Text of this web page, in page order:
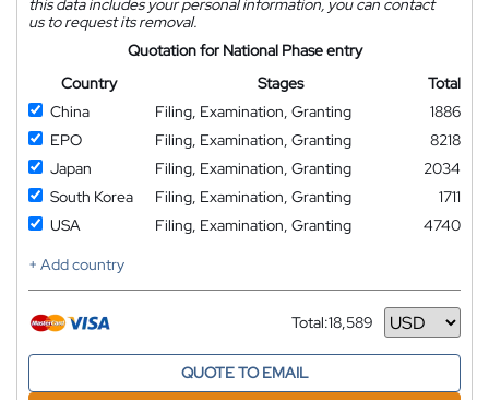
this data includes your personal information, you can contact
us to request its removal.
Quotation for National Phase entry
Country
Stages
Total
China
Filing, Examination, Granting
1886
EPO
Filing, Examination, Granting
8218
Japan
Filing, Examination, Granting
2034
South Korea
Filing, Examination, Granting
1711
USA
Filing, Examination, Granting
4740
+ Add country
Total:18,589
Currency
QUOTE TO EMAIL